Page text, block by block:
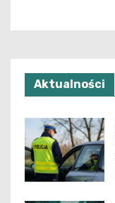
Aktualności